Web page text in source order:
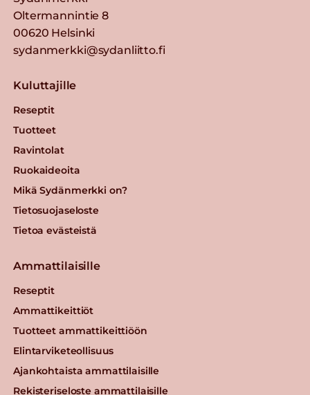
Oltermannintie 8
00620 Helsinki
sydanmerkki@sydanliitto.fi
Kuluttajille
Reseptit
Tuotteet
Ravintolat
Ruokaideoita
Mikä Sydänmerkki on?
Tietosuojaseloste
Tietoa evästeistä
Ammattilaisille
Reseptit
Ammattikeittiöt
Tuotteet ammattikeittiöön
Elintarviketeollisuus
Ajankohtaista ammattilaisille
Rekisteriseloste ammattilaisille